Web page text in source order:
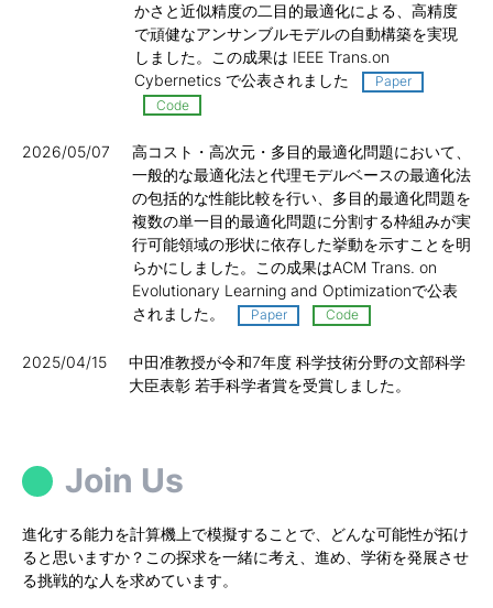
かさと近似精度の二目的最適化による、高精度
で頑健なアンサンブルモデルの自動構築を実現
しました。この成果は IEEE Trans.on
Cybernetics で公表されました
Paper
Code
2026/05/07
高コスト・高次元・多目的最適化問題において、
一般的な最適化法と代理モデルベースの最適化法
の包括的な性能比較を行い、多目的最適化問題を
複数の単一目的最適化問題に分割する枠組みが実
行可能領域の形状に依存した挙動を示すことを明
らかにしました。この成果はACM Trans. on
Evolutionary Learning and Optimizationで公表
されました。
Paper Code
2025/04/15
中田准教授が令和7年度 科学技術分野の文部科学
大臣表彰 若手科学者賞を受賞しました。
Join Us
進化する能力を計算機上で模擬することで、どんな可能性が拓け
ると思いますか？この探求を一緒に考え、進め、学術を発展させ
る挑戦的な人を求めています。